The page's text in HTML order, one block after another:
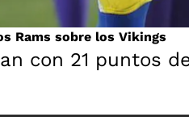
Rams sobre los Vikings
con 21 puntos